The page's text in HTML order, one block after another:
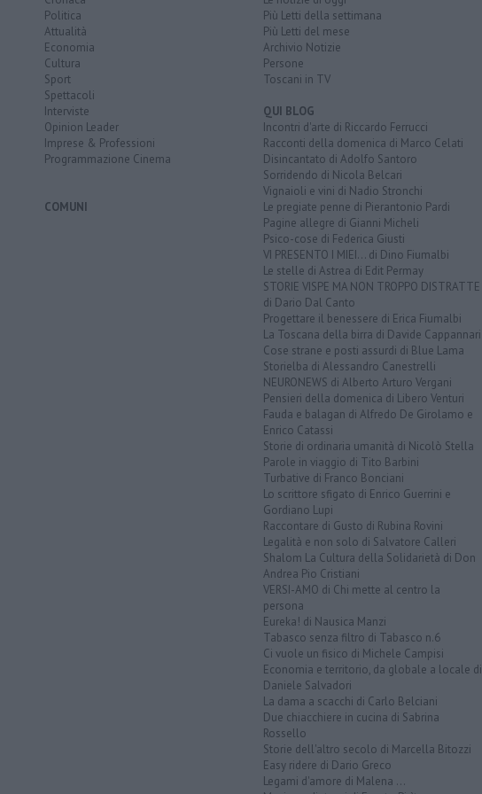
Politica
Attualità
Economia
Cultura
Sport
Spettacoli
Interviste
Opinion Leader
Imprese & Professioni
Programmazione Cinema
COMUNI
Più Letti della settimana
Più Letti del mese
Archivio Notizie
Persone
Toscani in TV
QUI BLOG
Incontri d'arte di Riccardo Ferrucci
Racconti della domenica di Marco Celati
Disincantato di Adolfo Santoro
Sorridendo di Nicola Belcari
Vignaioli e vini di Nadio Stronchi
Le pregiate penne di Pierantonio Pardi
Pagine allegre di Gianni Micheli
Psico-cose di Federica Giusti
VI PRESENTO I MIEI... di Dino Fiumalbi
Le stelle di Astrea di Edit Permay
STORIE VISPE MA NON TROPPO DISTRATTE
di Dario Dal Canto
Progettare il benessere di Erica Fiumalbi
La Toscana della birra di Davide Cappannari
Cose strane e posti assurdi di Blue Lama
Storielba di Alessandro Canestrelli
NEURONEWS di Alberto Arturo Vergani
Pensieri della domenica di Libero Venturi
Fauda e balagan di Alfredo De Girolamo e
Enrico Catassi
Storie di ordinaria umanità di Nicolò Stella
Parole in viaggio di Tito Barbini
Turbative di Franco Bonciani
Lo scrittore sfigato di Enrico Guerrini e
Gordiano Lupi
Raccontare di Gusto di Rubina Rovini
Legalità e non solo di Salvatore Calleri
Shalom La Cultura della Solidarietà di Don
Andrea Pio Cristiani
VERSI-AMO di Chi mette al centro la
persona
Eureka! di Nausica Manzi
Tabasco senza filtro di Tabasco n.6
Ci vuole un fisico di Michele Campisi
Economia e territorio, da globale a locale di
Daniele Salvadori
La dama a scacchi di Carlo Belciani
Due chiacchiere in cucina di Sabrina
Rossello
Storie dell'altro secolo di Marcella Bitozzi
Easy ridere di Dario Greco
Legami d'amore di Malena ...